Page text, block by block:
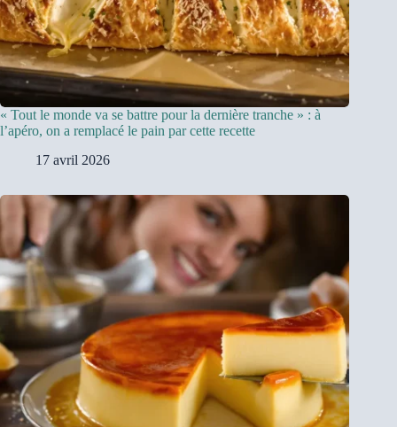
« Tout le monde va se battre pour la dernière tranche » : à
l’apéro, on a remplacé le pain par cette recette
17 avril 2026